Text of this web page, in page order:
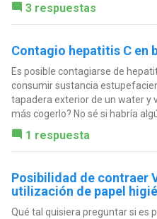
3 respuestas
Contagio hepatitis C en
Es posible contagiarse de
consumir sustancia
tapadera exterior de un water y
más cogerlo? No sé si habría
1 respuesta
Posibilidad de contraer
utilización de papel
Qué tal quisiera preguntar si es